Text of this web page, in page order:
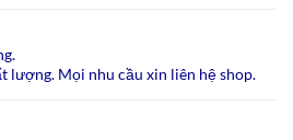
lượng. Mọi nhu cầu xin liên hệ shop.